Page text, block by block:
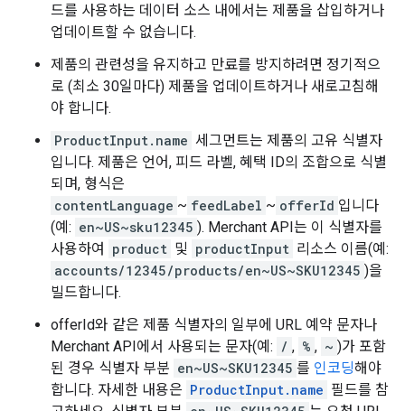
드를 사용하는 데이터 소스 내에서는 제품을 삽입하거나
업데이트할 수 없습니다.
제품의 관련성을 유지하고 만료를 방지하려면 정기적으
로 (최소 30일마다) 제품을 업데이트하거나 새로고침해
야 합니다.
ProductInput.name 세그먼트는 제품의 고유 식별자
입니다. 제품은 언어, 피드 라벨, 혜택 ID의 조합으로 식별
되며, 형식은
contentLanguage ~ feedLabel ~ offerId 입니다
(예: en~US~sku12345 ). Merchant API는 이 식별자를
사용하여
product 및 productInput 리소스 이름(예:
accounts/12345/products/en~US~SKU12345 )을
빌드합니다.
offerId와 같은 제품 식별자의 일부에 URL 예약 문자나
Merchant API에서 사용되는 문자(예: / , % , ~ )가 포함
된 경우 식별자 부분 en~US~SKU12345 를 인코딩해야
합니다. 자세한 내용은 ProductInput.name 필드를 참